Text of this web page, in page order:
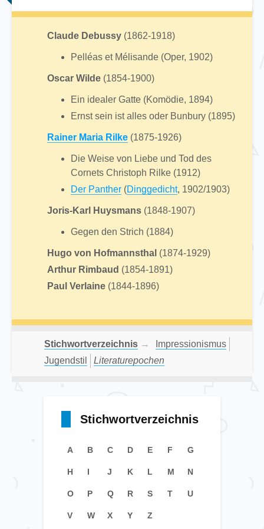
Claude Debussy (1862-1918)
Pelléas et Mélisande (Oper, 1902)
Oscar Wilde (1854-1900)
Ein idealer Gatte (Komödie, 1894)
Ernst sein ist alles oder Bunbury (1895)
Rainer Maria Rilke (1875-1926)
Die Weise von Liebe und Tod des
Cornets Christoph Rilke (1912)
Der Panther (Dinggedicht, 1902/1903)
Joris-Karl Huysmans (1848-1907)
Gegen den Strich (1884)
Hugo von Hofmannsthal (1874-1929)
Arthur Rimbaud (1854-1891)
Paul Verlaine (1844-1896)
Stichwortverzeichnis →
Impressionismus
Jugendstil
Literaturepochen
Stichwortverzeichnis
A B C D E F G
H I J K L M N
O P Q R S T U
V W X Y Z